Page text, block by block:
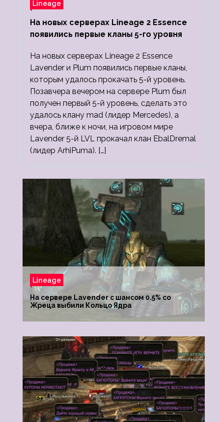
Lineage
На новых серверах Lineage 2 Essence
появились первые кланы 5-го уровня
На новых серверах Lineage 2 Essence
Lavender и Plum появились первые кланы,
которым удалось прокачать 5-й уровень.
Позавчера вечером на сервере Plum был
получен первый 5-й уровень, сделать это
удалось клану mad (лидер Mercedes), а
вчера, ближе к ночи, на игровом мире
Lavender 5-й LVL прокачал клан EbalDremal
(лидер ArhiPuma). […]
Lineage
На сервере Lavender с шансом 0.5% со
Жреца выбили Кольцо Ядра